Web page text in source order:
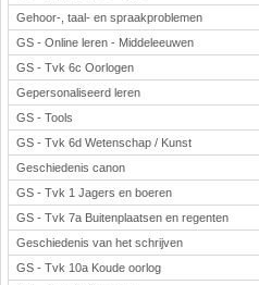
Gehoor-, taal- en spraakproblemen
GS - Online leren - Middeleeuwen
GS - Tvk 6c Oorlogen
Gepersonaliseerd leren
GS - Tools
GS - Tvk 6d Wetenschap / Kunst
Geschiedenis canon
GS - Tvk 1 Jagers en boeren
GS - Tvk 7a Buitenplaatsen en regenten
Geschiedenis van het schrijven
GS - Tvk 10a Koude oorlog